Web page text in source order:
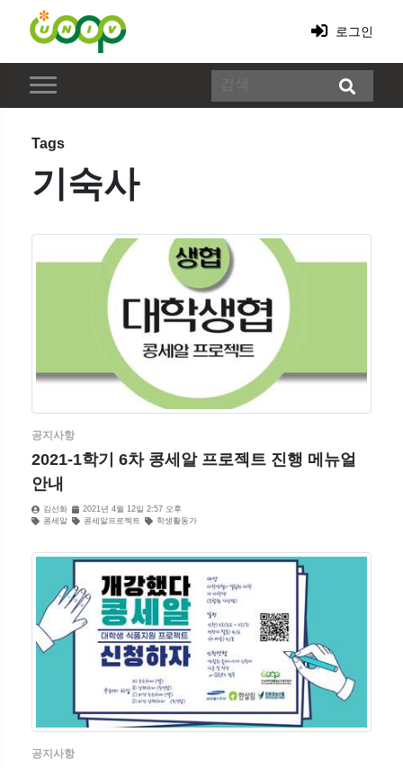
로그인
Tags
기숙사
공지사항
2021-1학기 6차 콩세알 프로젝트 진행 메뉴얼
안내
김선화
2021년 4월 12일 2:57 오후
콩세알
콩세알프로젝트 학생활동가
공지사항